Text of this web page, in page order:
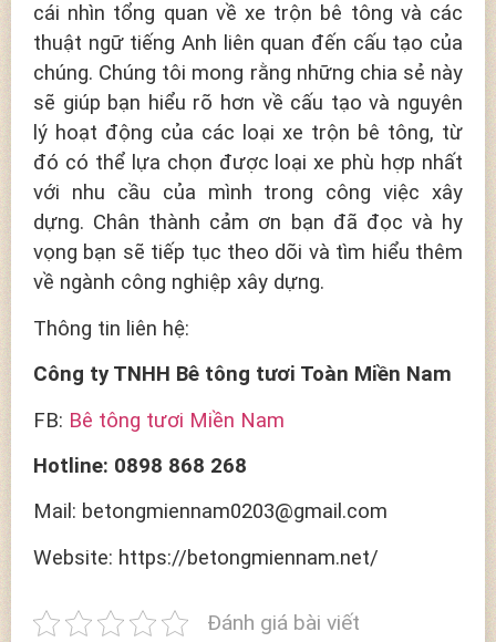
cái nhìn tổng quan về xe trộn bê tông và các
thuật ngữ tiếng Anh liên quan đến cấu tạo của
chúng. Chúng tôi mong rằng những chia sẻ này
sẽ giúp bạn hiểu rõ hơn về cấu tạo và nguyên
lý hoạt động của các loại xe trộn bê tông, từ
đó có thể lựa chọn được loại xe phù hợp nhất
với nhu cầu của mình trong công việc xây
dựng. Chân thành cảm ơn bạn đã đọc và hy
vọng bạn sẽ tiếp tục theo dõi và tìm hiểu thêm
về ngành công nghiệp xây dựng.
Thông tin liên hệ:
Công ty TNHH Bê tông tươi Toàn Miền Nam
FB: Bê tông tươi Miền Nam
Hotline: 0898 868 268
Mail: betongmiennam0203@gmail.com
Website: https://betongmiennam.net/
Đánh giá bài viết